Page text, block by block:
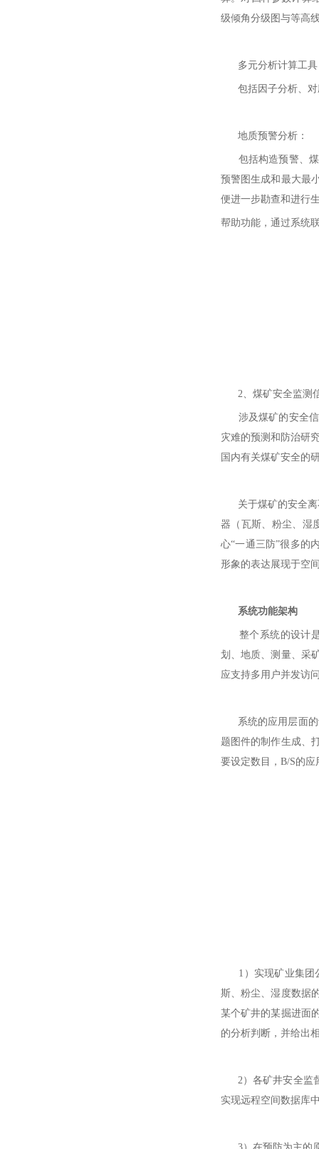
级倾角分级图与等高
多元分析计算工具
包括因子分析、对
地质预警分析：
包括构造预警、煤
预警图生成和最大最
便进一步勘查和进行
帮助功能，通过系统
2、煤矿安全监测
涉及煤矿的安全信
灾难的预测和防治研
国内有关煤矿安全的
关于煤矿的安全离
器（瓦斯、粉尘、湿
心“一通三防”很多的
形象的表达展现于空
系统功能架构
整个系统的设计是
划、地质、测量、采
应支持多用户并发访
系统的应用层面的
题图件的制作生成、
要设定数目，B/S的
1）实现矿业集团公
斯、粉尘、湿度数据
某个矿井的某掘进面
的分析判断，并给出
2）各矿井安全监督
实现远程空间数据库